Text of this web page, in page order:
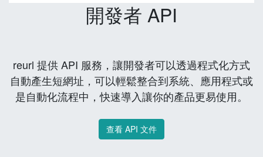
開發者 API
reurl 提供 API 服務，讓開發者可以透過程式化方式
自動產生短網址，可以輕鬆整合到系統、應用程式或
是自動化流程中，快速導入讓你的產品更易使用。
查看 API 文件